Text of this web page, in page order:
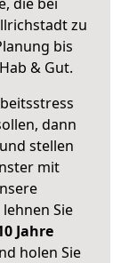
zu
bis
& Gut.
dann
stellen
mit
Sie
Jahre
holen Sie